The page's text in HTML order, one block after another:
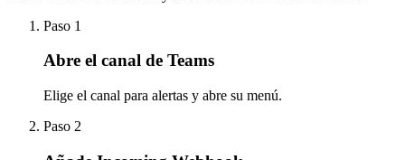
Paso 1
Abre el canal de Teams
Elige el canal para alertas y abre su menú.
Paso 2